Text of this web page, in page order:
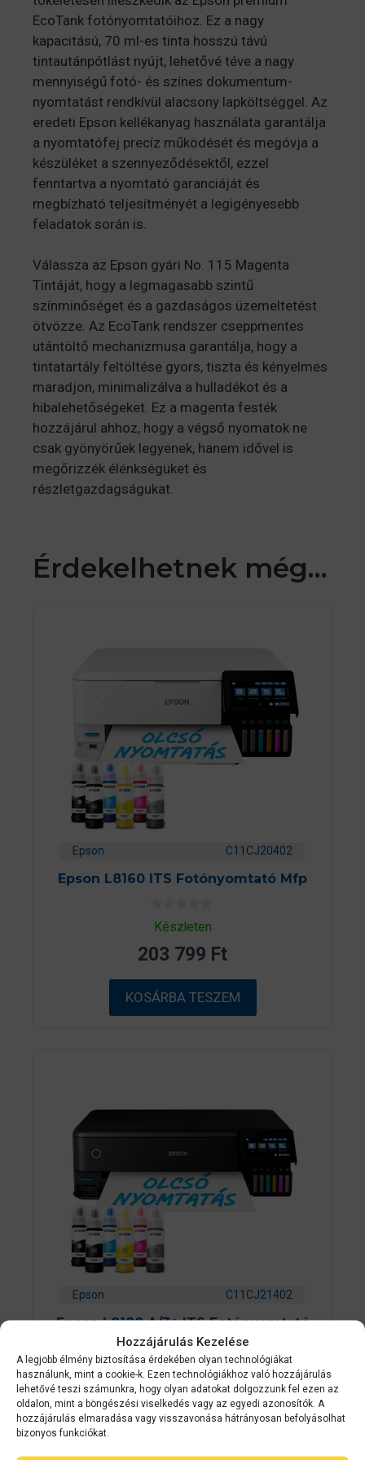
Hozzájárulás Kezelése
A legjobb élmény biztosítása érdekében olyan technológiákat
használunk, mint a cookie-k. Ezen technológiákhoz való hozzájárulás
lehetővé teszi számunkra, hogy olyan adatokat dolgozzunk fel ezen az
oldalon, mint a böngészési viselkedés vagy az egyedi azonosítók. A
hozzájárulás elmaradása vagy visszavonása hátrányosan befolyásolhat
bizonyos funkciókat.
EcoTank fotónyomtatóihoz. Ez a nagy
kapacitású, 70 ml-es tinta hosszú távú
tintautánpótlást nyújt, lehetővé téve a nagy
mennyiségű fotó- és színes dokumentum-
nyomtatást rendkívül alacsony lapköltséggel. Az
eredeti Epson kellékanyag használata garantálja
a nyomtatófej precíz működését és megóvja a
készüléket a szennyeződésektől, ezzel
fenntartva a nyomtató garanciáját és
megbízható teljesítményét a legigényesebb
feladatok során is.
Válassza az Epson gyári No. 115 Magenta
Tintáját, hogy a legmagasabb szintű
színminőséget és a gazdaságos üzemeltetést
ötvözze. Az EcoTank rendszer cseppmentes
utántöltő mechanizmusa garantálja, hogy a
tintatartály feltöltése gyors, tiszta és kényelmes
maradjon, minimalizálva a hulladékot és a
hibalehetőségeket. Ez a magenta festék
hozzájárul ahhoz, hogy a végső nyomatok ne
csak gyönyörűek legyenek, hanem idővel is
megőrizzék élénkségüket és
részletgazdagságukat.
Érdekelhetnek még…
Epson C11CJ20402
Epson L8160 ITS Fotónyomtató Mfp
0
a
5
b
ő
l
Készleten
203 799 Ft
KOSÁRBA TESZEM
Epson C11CJ21402
Epson L8180 A/3+ ITS Fotónyomtató
Mfp
0
a
z
5
Készleten
252 900Ft